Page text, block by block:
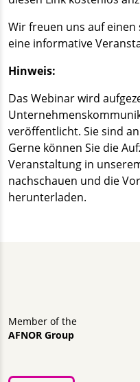
Wir freuen uns auf
eine informative
Hinweis:
Das Webinar wird
veröffentlicht. Sie sind
Gerne können Sie die
Veranstaltung in
nachschauen und die
herunterladen.
Member of the
AFNOR Group